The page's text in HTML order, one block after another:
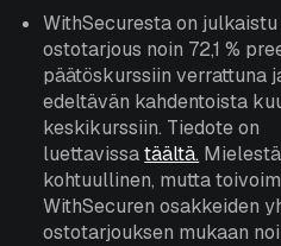
Asiakasportaali
Suomi English
WithSecuresta on
ostotarjous noin 72,1 %
päätöskurssiin verrattuna
edeltävän kahdentoista
keskikurssiin. Tiedote on
luettavissatäältä.
kohtuullinen, mutta
WithSecuren osakkeiden
ostotarjouksen mukaan